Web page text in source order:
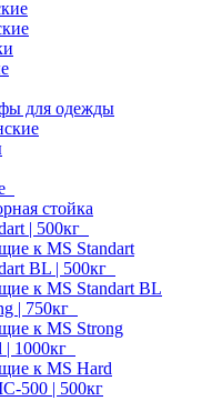
для одежды
стойка
| 500кг
к MS Standart
BL | 500кг
к MS Standart BL
| 750кг
к MS Strong
1000кг
к MS Hard
500 | 500кг